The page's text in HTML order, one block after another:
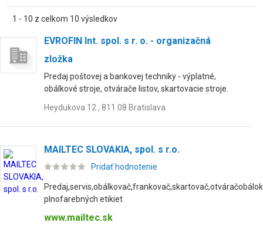
1 - 10 z celkom 10 výsledkov
EVROFIN Int. spol. s r. o. - organizačná
zložka
Predaj poštovej a bankovej techniky - výplatné,
obálkové stroje, otvárače listov, skartovacie stroje.
Heydukova 12 , 811 08 Bratislava
MAILTEC SLOVAKIA, spol. s r.o.
Pridať hodnotenie
plnofarebných etikiet
www.mailtec.sk